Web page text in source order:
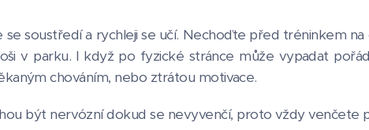
soustředí a rychleji se učí. Nechoďte před tréninkem
v parku. I když po fyzické stránce může vypadat
chováním, nebo ztrátou motivace.
být nervózní dokud se nevyvenčí, proto vždy venčete